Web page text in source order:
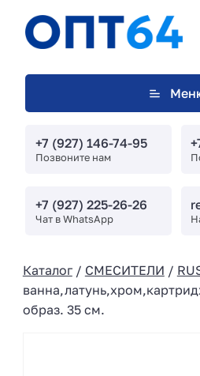
+7 (927) 146-74-95
Позвоните нам
+7 (927) 225-26-26
Чат в WhatsApp
Каталог/ СМЕСИТЕЛИ /
образ. 35 см.